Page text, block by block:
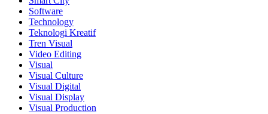
Software
Technology
Teknologi Kreatif
Tren Visual
Video Editing
Visual
Visual Culture
Visual Digital
Visual Display
Visual Production